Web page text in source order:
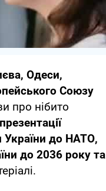
Одеси,
Союзу
про нібито
України до НАТО,
до 2036 року та